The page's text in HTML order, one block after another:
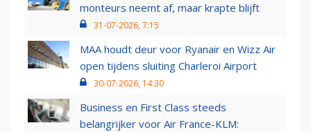
monteurs neemt af, maar krapte blijft
31-07-2026, 7:15
MAA houdt deur voor Ryanair en Wizz Air
open tijdens sluiting Charleroi Airport
30-07-2026, 14:30
Business en First Class steeds
belangrijker voor Air France-KLM: